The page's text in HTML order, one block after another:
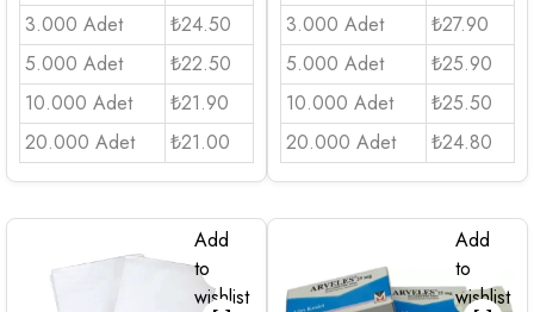
3.000 Adet
₺24.50
5.000 Adet
₺22.50
10.000 Adet
₺21.90
20.000 Adet
₺21.00
3.000 Adet
₺27.90
5.000 Adet
₺25.90
10.000 Adet
₺25.50
20.000 Adet
₺24.80
Add
to
wishlist
Add
to
wishlist